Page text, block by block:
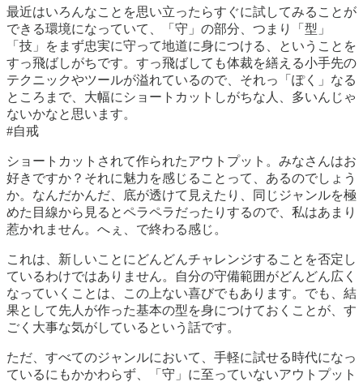
最近はいろんなことを思い立ったらすぐに試してみることが
できる環境になっていて、「守」の部分、つまり「型」
「技」をまず忠実に守って地道に身につける、ということを
すっ飛ばしがちです。すっ飛ばしても体裁を繕える小手先の
テクニックやツールが溢れているので、それっ「ぽく」なる
ところまで、大幅にショートカットしがちな人、多いんじゃ
ないかなと思います。
#自戒
ショートカットされて作られたアウトプット。みなさんはお
好きですか？それに魅力を感じることって、あるのでしょう
か。なんだかんだ、底が透けて見えたり、同じジャンルを極
めた目線から見るとペラペラだったりするので、私はあまり
惹かれません。へぇ、で終わる感じ。
これは、新しいことにどんどんチャレンジすることを否定し
ているわけではありません。自分の守備範囲がどんどん広く
なっていくことは、この上ない喜びでもあります。でも、結
果として先人が作った基本の型を身につけておくことが、す
ごく大事な気がしているという話です。
ただ、すべてのジャンルにおいて、手軽に試せる時代になっ
ているにもかかわらず、「守」に至っていないアウトプット